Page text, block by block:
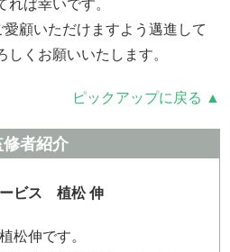
ば幸いです。
顧いただけますよう邁進して
しくお願いいたします。
ピックアップに戻る ▲
修者紹介
ービス 植松 伸
松伸です。